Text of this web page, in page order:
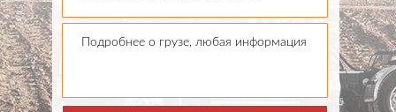
Подробнее о грузе, любая информация